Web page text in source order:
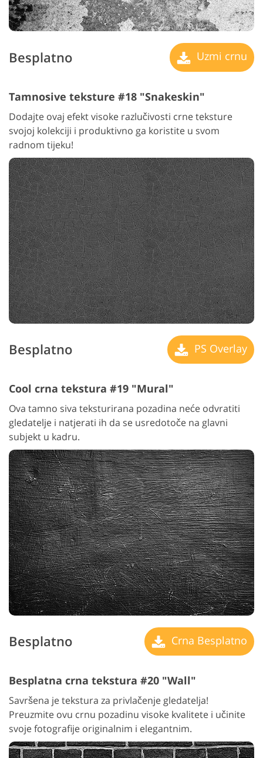
Besplatno Uzmi crnu
Tamnosive teksture #18 "Snakeskin"
Dodajte ovaj efekt visoke razlučivosti crne teksture
svojoj kolekciji i produktivno ga koristite u svom
radnom tijeku!
Besplatno PS Overlay
Cool crna tekstura #19 "Mural"
Ova tamno siva teksturirana pozadina neće odvratiti
gledatelje i natjerati ih da se usredotoče na glavni
subjekt u kadru.
Besplatno Crna Besplatno
Besplatna crna tekstura #20 "Wall"
Savršena je tekstura za privlačenje gledatelja!
Preuzmite ovu crnu pozadinu visoke kvalitete i učinite
svoje fotografije originalnim i elegantnim.